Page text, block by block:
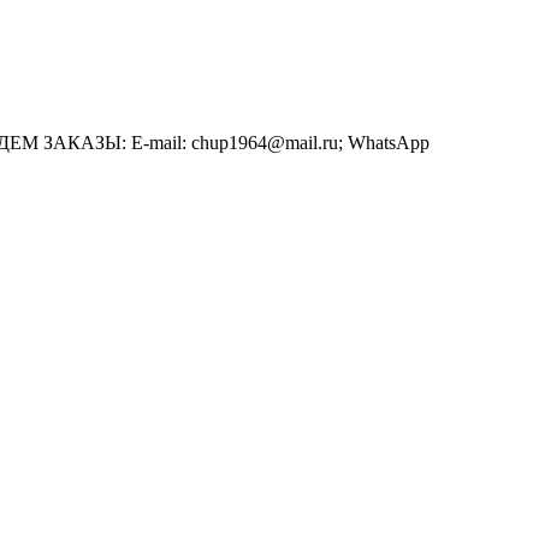
E-mail: chup1964@mail.ru; WhatsApp